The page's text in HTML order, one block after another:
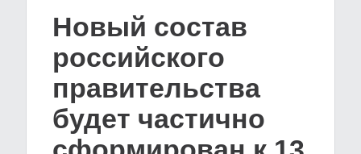
Новый состав
российского
правительства
будет частично